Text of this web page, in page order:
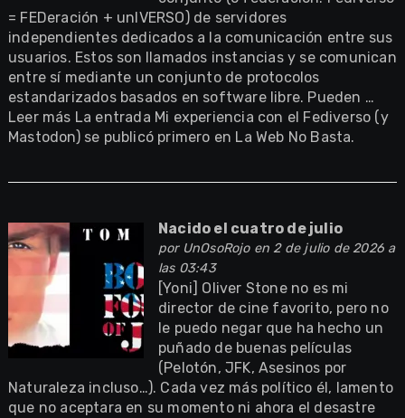
= FEDeración + unIVERSO) de servidores
independientes dedicados a la comunicación entre sus
usuarios. Estos son llamados instancias y se comunican
entre sí mediante un conjunto de protocolos
estandarizados basados en software libre. Pueden …
Leer más La entrada Mi experiencia con el Fediverso (y
Mastodon) se publicó primero en La Web No Basta.
Nacido el cuatro de julio
por UnOsoRojoen 2 de julio de 2026 a
las 03:43
[Yoni] Oliver Stone no es mi
director de cine favorito, pero no
le puedo negar que ha hecho un
puñado de buenas películas
(Pelotón, JFK, Asesinos por
Naturaleza incluso…). Cada vez más político él, lamento
que no aceptara en su momento ni ahora el desastre